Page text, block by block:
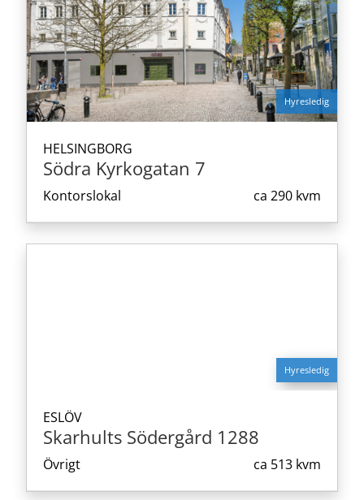
Hyresledig
HELSINGBORG
Södra Kyrkogatan 7
Kontorslokal ca 290 kvm
Hyresledig
ESLÖV
Skarhults Södergård 1288
Övrigt ca 513 kvm